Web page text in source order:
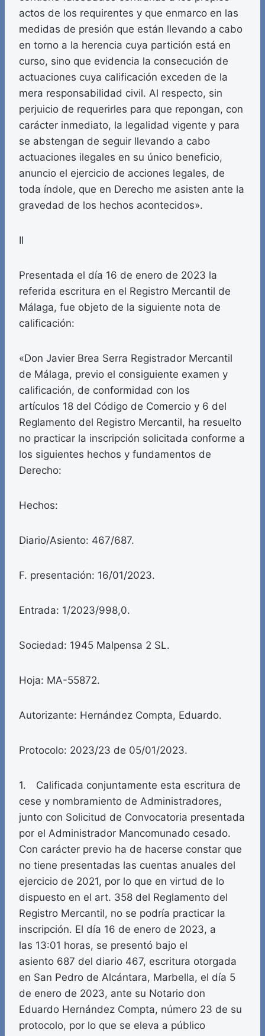
actos de los requirentes y que enmarco en las
medidas de presión que están llevando a cabo
en torno a la herencia cuya partición está en
curso, sino que evidencia la consecución de
actuaciones cuya calificación exceden de la
mera responsabilidad civil. Al respecto, sin
perjuicio de requerirles para que repongan, con
carácter inmediato, la legalidad vigente y para
se abstengan de seguir llevando a cabo
actuaciones ilegales en su único beneficio,
anuncio el ejercicio de acciones legales, de
toda índole, que en Derecho me asisten ante la
gravedad de los hechos acontecidos».
II
Presentada el día 16 de enero de 2023 la
referida escritura en el Registro Mercantil de
Málaga, fue objeto de la siguiente nota de
calificación:
«Don Javier Brea Serra Registrador Mercantil
de Málaga, previo el consiguiente examen y
calificación, de conformidad con los
artículos 18 del Código de Comercio y 6 del
Reglamento del Registro Mercantil, ha resuelto
no practicar la inscripción solicitada conforme a
los siguientes hechos y fundamentos de
Derecho:
Hechos:
Diario/Asiento: 467/687.
F. presentación: 16/01/2023.
Entrada: 1/2023/998,0.
Sociedad: 1945 Malpensa 2 SL.
Hoja: MA-55872.
Autorizante: Hernández Compta, Eduardo.
Protocolo: 2023/23 de 05/01/2023.
1. Calificada conjuntamente esta escritura de
cese y nombramiento de Administradores,
junto con Solicitud de Convocatoria presentada
por el Administrador Mancomunado cesado.
Con carácter previo ha de hacerse constar que
no tiene presentadas las cuentas anuales del
ejercicio de 2021, por lo que en virtud de lo
dispuesto en el art. 358 del Reglamento del
Registro Mercantil, no se podría practicar la
inscripción. El día 16 de enero de 2023, a
las 13:01 horas, se presentó bajo el
asiento 687 del diario 467, escritura otorgada
en San Pedro de Alcántara, Marbella, el día 5
de enero de 2023, ante su Notario don
Eduardo Hernández Compta, número 23 de su
protocolo, por lo que se eleva a público